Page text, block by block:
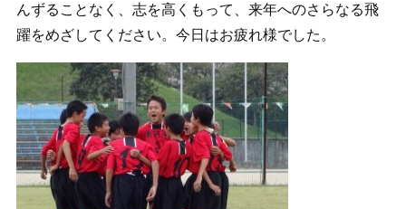
んずることなく、志を高くもって、来年へのさらなる飛
躍をめざしてください。今日はお疲れ様でした。